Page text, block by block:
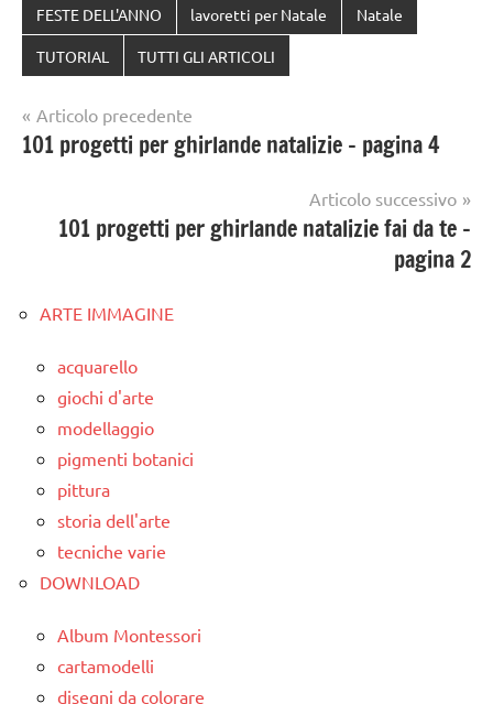
FESTE DELL'ANNO lavoretti per Natale Natale
TUTORIAL TUTTI GLI ARTICOLI
Navigazione
articoli
Articolo precedente
101 progetti per ghirlande natalizie – pagina 4
Articolo successivo
101 progetti per ghirlande natalizie fai da te –
pagina 2
ARTE IMMAGINE
acquarello
giochi d'arte
modellaggio
pigmenti botanici
pittura
storia dell'arte
tecniche varie
DOWNLOAD
Album Montessori
cartamodelli
disegni da colorare